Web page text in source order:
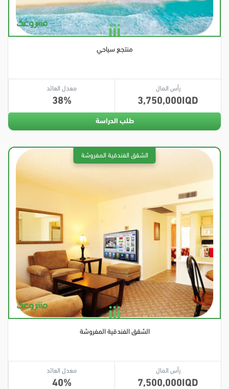
منتجع سياحي
رأس المال
3,750,000
معدل العائد
38
طلب الدراسة
الشقق الفندقية المفروشة
رأس المال
7,500,000
معدل العائد
40